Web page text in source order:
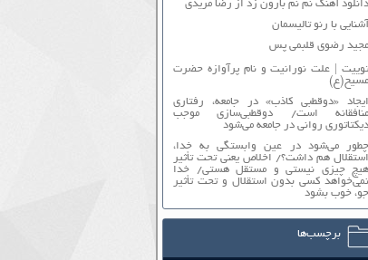
دانلود آهنگ نم نم بارون زد از رضا مریدی
آشنایی با رنو تالیسمان
مجید رضوی قلبمی پس
توییت | علت نورانیت و نام پرآوازه حضرت
مسیح(ع)
ایجاد «دوقطبی کاذب» در جامعه، رفتاری
منافقانه است/ دوقطبی‌سازی موجب
دیکتاتوری روانی در جامعه می‌شود
چطور می‌شود در عین وابستگی به خدا،
استقلال هم داشت؟/ اخلاص یعنی تحت تأثیر
هیچ چیزی نیستی و مستقل هستی/ خدا
نمی‌خواهد کسی بدون استقلال و تحت تأثیر
جوّ، خوب بشود
برچسب‌ها